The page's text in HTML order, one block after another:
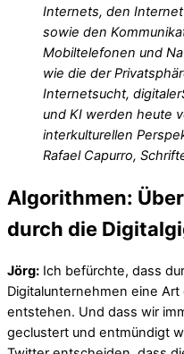
Internets, den
sowie den
Mobiltelefonen und
wie die der
Internetsucht,
und KI werden heute
interkulturellen
Rafael Capurro,
Algorithmen:
durch die
Jörg: Ich befürchte, dass
Digitalunternehmen eine
entstehen. Und dass wir
geclustert und entmündigt